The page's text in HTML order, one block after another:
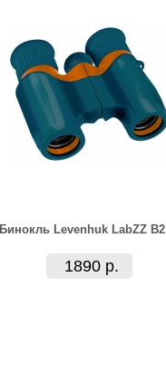
Бинокль Levenhuk LabZZ B2
1890 р.